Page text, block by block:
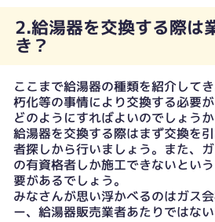
2.給湯器を交換する際は
き？
ここまで給湯器の種類を紹介して
朽化等の事情により交換する必要
どのようにすればよいのでしょう
給湯器を交換する際はまず交換を
者探しから行いましょう。また、
の有資格者しか施工できないとい
要があるでしょう。
みなさんが思い浮かべるのはガス
ー、給湯器販売業者あたりではない